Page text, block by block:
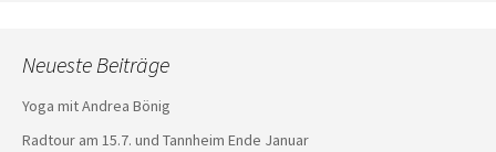
Neueste Beiträge
Yoga mit Andrea Bönig
Radtour am 15.7. und Tannheim Ende Januar